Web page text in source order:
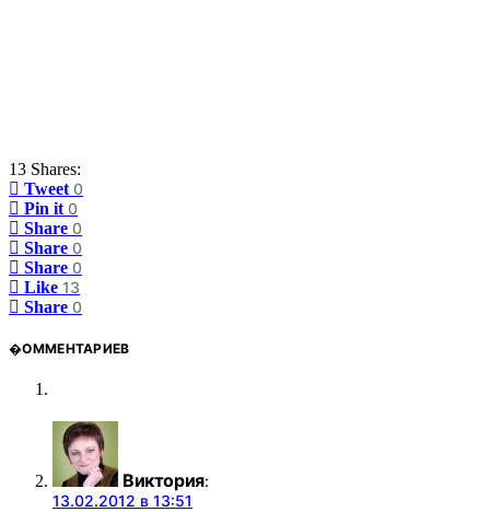
13 Shares:
Tweet 0
Pin it 0
Share 0
Share 0
Share 0
Like 13
Share 0
�ОММЕНТАРИЕВ
Виктория:
13.02.2012 в 13:51